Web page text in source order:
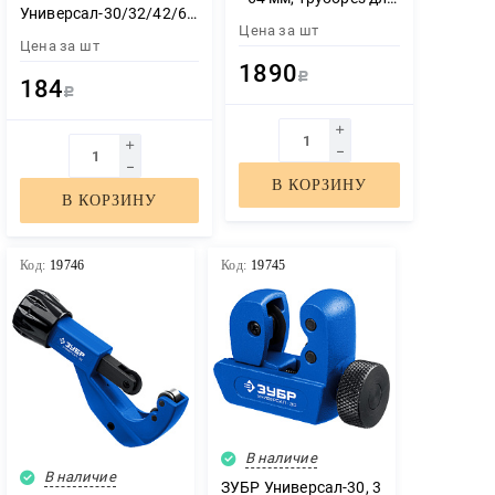
Универсал-30/32/42/64,
трубореза (для арт.
23864) (23831)
Цена за шт
184 Р
В КОРЗИНУ
Профессионал
Цена за шт
1890 Р
В КОРЗИНУ
Код: 19746
В наличие
Код: 19745
В наличие
ЗУБР Универсал-30, 3
ЗАКАЗАТЬ ЗВОНОК